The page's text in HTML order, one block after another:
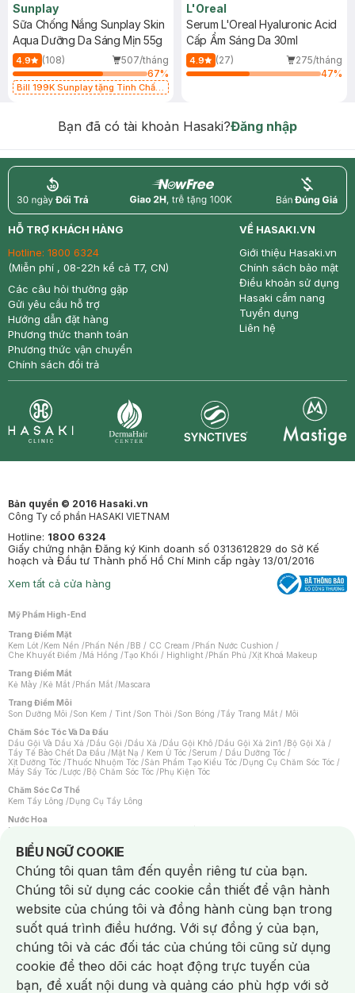
Sunplay
Sữa Chống Nắng Sunplay Skin
Aqua Dưỡng Da Sáng Mịn 55g
4.9 (108)
507/tháng
67%
Bill 199K Sunplay tặng Tinh Chất
L'Oreal
Serum L'Oreal Hyaluronic Acid
Cấp Ẩm Sáng Da 30ml
4.9 (27)
275/tháng
47%
Bạn đã có tài khoản Hasaki?Đăng nhập
return nowfree price
HỖ TRỢ KHÁCH HÀNG
Hotline: 1800 6324
(Miễn phí , 08-22h kể cả T7, CN)
Các câu hỏi thường gặp
Gửi yêu cầu hỗ trợ
Hướng dẫn đặt hàng
Phương thức thanh toán
Phương thức vận chuyển
Chính sách đổi trả
VỀ HASAKI.VN
Giới thiệu Hasaki.vn
Chính sách bảo mật
Điều khoản sử dụng
Hasaki cẩm nang
Tuyển dụng
Liên hệ
Bản quyền © 2016 Hasaki.vn
Công Ty cổ phần HASAKI VIETNAM
Hotline: 1800 6324
Giấy chứng nhận Đăng ký Kinh doanh số 0313612829 do Sở Kế
hoạch và Đầu tư Thành phố Hồ Chí Minh cấp ngày 13/01/2016
Xem tất cả cửa hàng
Mỹ Phẩm High-End
Trang Điểm Mặt
Kem Lót /Kem Nền /Phấn Nền /BB / CC Cream /Phấn Nước Cushion /
Che Khuyết Điểm /Má Hồng /Tạo Khối / Highlight /Phấn Phủ /Xịt Khoá Makeup
Trang Điểm Mắt
Kẻ Mày /Kẻ Mắt /Phấn Mắt /Mascara
Trang Điểm Môi
Son Dưỡng Môi /Son Kem / Tint /Son Thỏi /Son Bóng /Tẩy Trang Mắt / Môi
Chăm Sóc Tóc Và Da Đầu
Dầu Gội Và Dầu Xả /Dầu Gội /Dầu Xả /Dầu Gội Khô /Dầu Gội Xả 2in1 /Bộ Gội Xả /
Tẩy Tế Bào Chết Da Đầu /Mặt Nạ / Kem Ủ Tóc /Serum / Dầu Dưỡng Tóc /
Xịt Dưỡng Tóc /Thuốc Nhuộm Tóc /Sản Phẩm Tạo Kiểu Tóc /Dụng Cụ Chăm Sóc Tóc /
Máy Sấy Tóc /Lược /Bộ Chăm Sóc Tóc /Phụ Kiện Tóc
Chăm Sóc Cơ Thể
Kem Tẩy Lông /Dụng Cụ Tẩy Lông
Nước Hoa
Nước Hoa Nữ
Chăm Sóc Cá Nhân
Chống Muỗi /Khẩu Trang /Máy Massage/Mặt Nạ Xông Hơi /Nước Rửa Tay/
Sản Phẩm Chăm Sóc Khác /Bàn Chải Đánh Răng /Bàn Chải Điện/
Hỗ Trợ Trắng Răng/Kem Đánh Răng /Máy Tăm Nước/ Nước Súc Miệng/
Tăm / Chỉ Nha Khoa/ Xịt Thơm Miệng / Dung Dịch Vệ Sinh/Dưỡng Vùng Kín/
Khăn Ướt Vệ Sinh Vùng Kín/Băng Vệ Sinh/Tampon/Bọt Cạo Râu /Dao Cạo Râu/
Máy Cạo Râu
Vấn Đề Về Da
Da Dầu / Lỗ Chân Lông To/ Da Khô / Mất Nước/ Da Lão Hóa/ Da Mụn/
Da Nhạy Cảm / Kích Ứng
Da Xỉn Màu Thâm / Nám / Tàn Nhang
Quầng Thâm & Bọng Mắt /Sẹo /Viêm Da Cơ Địa
Dụng Cụ / Phụ Kiện Chăm Sóc Da
BIỂU NGỮ COOKIE
Notice about cookies usage
Chúng tôi quan tâm đến quyền riêng tư của bạn.
Chúng tôi sử dụng các cookie cần thiết để vận hành
website của chúng tôi và đồng hành cùng bạn trong
suốt quá trình điều hướng. Với sự đồng ý của bạn,
chúng tôi và các đối tác của chúng tôi cũng sử dụng
cookie để theo dõi các hoạt động trực tuyến của
bạn, đề xuất nội dung và quảng cáo phù hợp với sở